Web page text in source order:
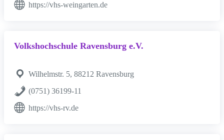
https://vhs-weingarten.de
Volkshochschule Ravensburg e.V.
Wilhelmstr. 5, 88212 Ravensburg
(0751) 36199-11
https://vhs-rv.de